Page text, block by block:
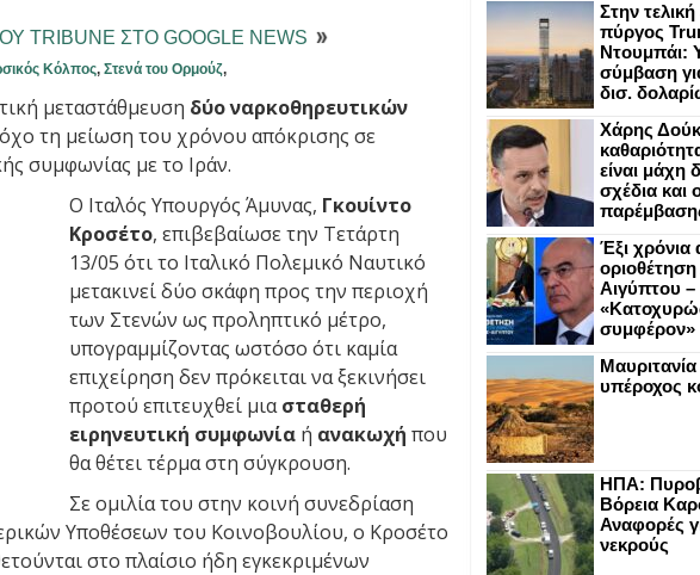
Στην
πύργος
Ντουμπάι:
σύμβαση
δισ.
Χάρης
είναι μάχη
σχέδια και
Έξι χρόνια
Αιγύπτου –
συμφέρον»
υπέροχος
ΗΠΑ:
Βόρεια
Αναφορές
νεκρούς
TRIBUNE ΣΤΟ GOOGLE NEWS
Κόλπος, Στενά του Ορμούζ,
μεταστάθμευση δύο ναρκοθηρευτικών
τη μείωση του χρόνου απόκρισης σε
συμφωνίας με το Ιράν.
Ο Ιταλός Υπουργός Άμυνας, Γκουίντο
Κροσέτο, επιβεβαίωσε την Τετάρτη
13/05 ότι το Ιταλικό Πολεμικό Ναυτικό
μετακινεί δύο σκάφη προς την περιοχή
των Στενών ως προληπτικό μέτρο,
υπογραμμίζοντας ωστόσο ότι καμία
επιχείρηση δεν πρόκειται να ξεκινήσει
προτού επιτευχθεί μιασταθερή
ειρηνευτική συμφωνία ή ανακωχή που
θα θέτει τέρμα στη σύγκρουση.
Σε ομιλία του στην κοινή συνεδρίαση
Υποθέσεων του Κοινοβουλίου, ο Κροσέτο
στο πλαίσιο ήδη εγκεκριμένων